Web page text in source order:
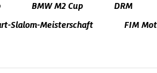
BMW M2 Cup DRM
Slalom-Meisterschaft
FIM